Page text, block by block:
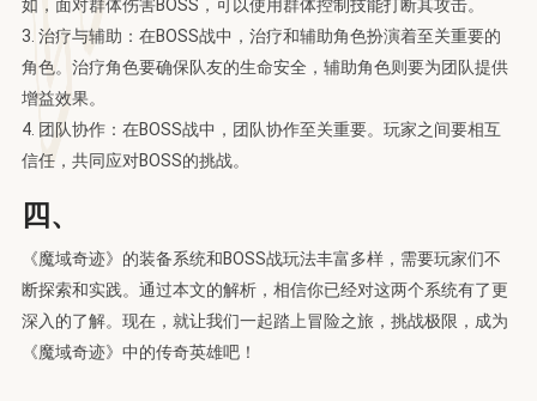
如，面对群体伤害BOSS，可以使用群体控制技能打断其攻击。
3. 治疗与辅助：在BOSS战中，治疗和辅助角色扮演着至关重要的
角色。治疗角色要确保队友的生命安全，辅助角色则要为团队提供
增益效果。
4. 团队协作：在BOSS战中，团队协作至关重要。玩家之间要相互
信任，共同应对BOSS的挑战。
四、
《魔域奇迹》的装备系统和BOSS战玩法丰富多样，需要玩家们不
断探索和实践。通过本文的解析，相信你已经对这两个系统有了更
深入的了解。现在，就让我们一起踏上冒险之旅，挑战极限，成为
《魔域奇迹》中的传奇英雄吧！